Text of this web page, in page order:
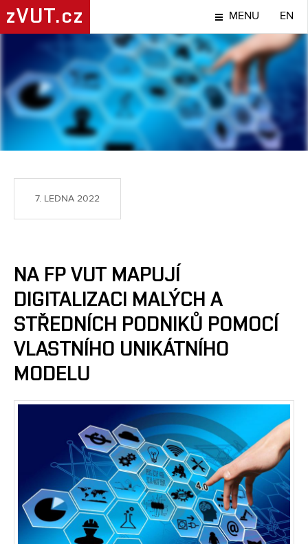
zVUT.cz MENU EN
TÉMA
7. LEDNA 2022
NA FP VUT MAPUJÍ
DIGITALIZACI MALÝCH A
STŘEDNÍCH PODNIKŮ POMOCÍ
VLASTNÍHO UNIKÁTNÍHO
MODELU